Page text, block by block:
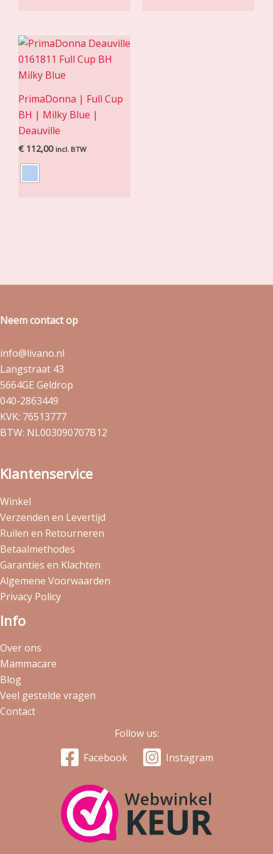
PrimaDonna | Full Cup
BH | Milky Blue |
Deauville
€ 112,00 incl. BTW
Neem contact op
info@livano.nl
Langstraat 43
5664GE Geldrop
040-2863449
KVK: 76513777
BTW: NL003090707B12
Klantenservice
Winkel
Verzenden en Levertijd
Ruilen en Retourneren
Betaalmethodes
Garanties en Klachten
Algemene Voorwaarden
Privacy Policy
Info
Over ons
Mammacare
Blog
Veel gestelde vragen
Contact
Follow us:
Facebook
Instagram